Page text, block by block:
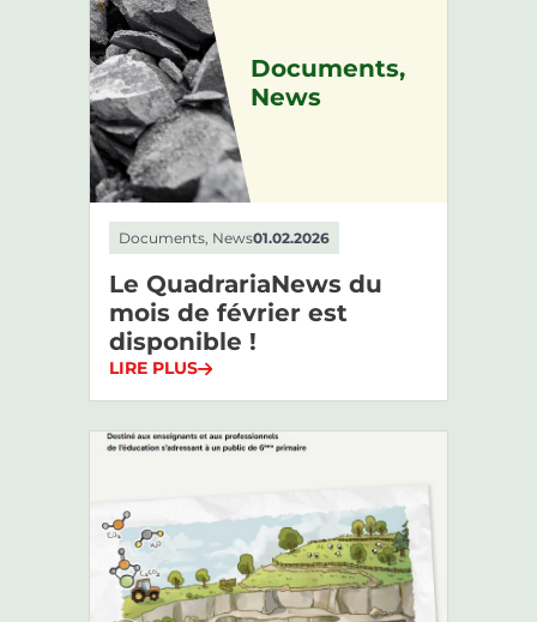
Documents,
News
Documents, News01.02.2026
Le QuadrariaNews du
mois de février est
disponible !
LIRE PLUS